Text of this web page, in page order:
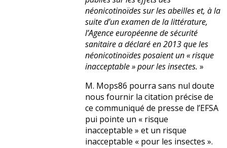
néonicotinoïdes sur les abeilles et, à la
suite d’un examen de la littérature,
l’Agence européenne de sécurité
sanitaire a déclaré en 2013 que les
néonicotinoïdes posaient un « risque
inacceptable » pour les insectes. »
M. Mops86 pourra sans nul doute
nous fournir la citation précise de
ce communiqué de presse de l’EFSA
pui pointe un « risque
inacceptable » et un risque
inacceptable « pour les insectes ».